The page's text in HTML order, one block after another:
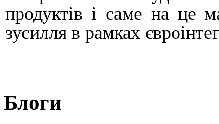
продуктів і саме на це
зусилля в рамках
Блоги